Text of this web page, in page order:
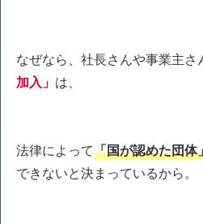
なぜなら、社長さんや事業主
加入」 は、
法律によって「国が認めた団体
できないと決まっているから。